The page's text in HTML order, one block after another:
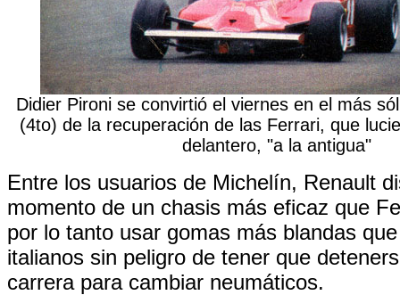
Didier Pironi se convirtió el viernes en el más
(4to) de la recuperación de las Ferrari, que
delantero, "a la antigua"
Entre los usuarios de Michelín, Renault
momento de un chasis más eficaz que
por lo tanto usar gomas más blandas
italianos sin peligro de tener que
carrera para cambiar neumáticos.